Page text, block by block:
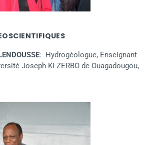
: Hydrogéologue, Enseignant
Joseph KI-ZERBO de Ouagadougou,